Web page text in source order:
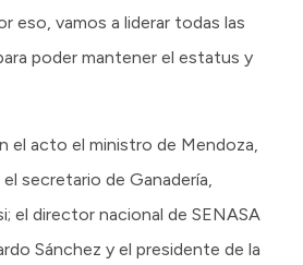
eso, vamos a liderar todas las
poder mantener el estatus y
el acto el ministro de Mendoza,
secretario de Ganadería,
el director nacional de SENASA
Sánchez y el presidente de la